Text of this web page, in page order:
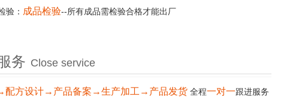
验： 成品检验--所有成品需检验合格才能出厂
务 Close service
配方设计→产品备案→生产加工→产品发货全程一对一跟进服务